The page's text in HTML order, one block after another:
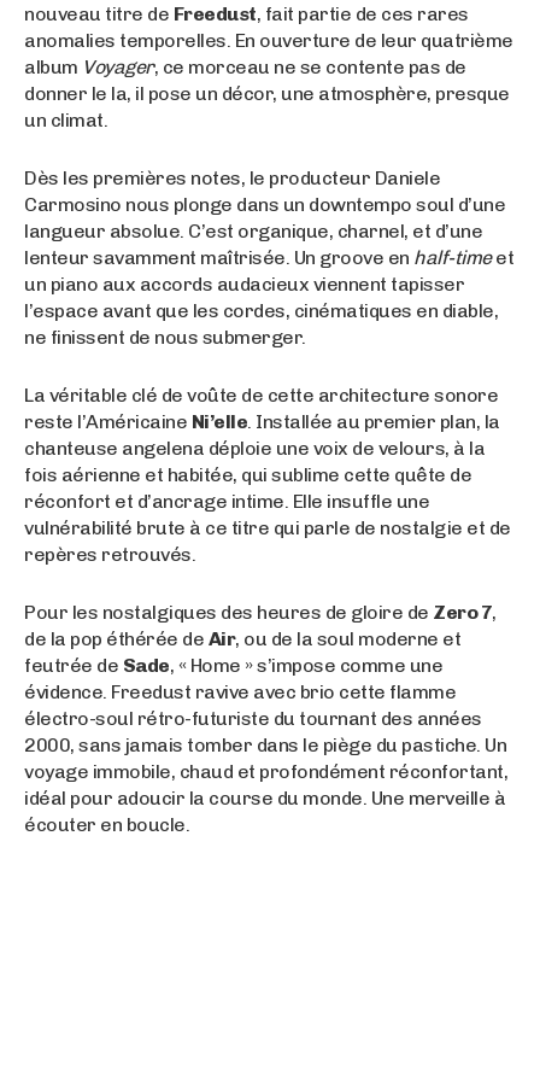
nouveau titre de Freedust, fait partie de ces rares
anomalies temporelles. En ouverture de leur quatrième
album Voyager, ce morceau ne se contente pas de
donner le la, il pose un décor, une atmosphère, presque
un climat.
Dès les premières notes, le producteur Daniele
Carmosino nous plonge dans un downtempo soul d’une
langueur absolue. C’est organique, charnel, et d’une
lenteur savamment maîtrisée. Un groove en half-timeet
un piano aux accords audacieux viennent tapisser
l’espace avant que les cordes, cinématiques en diable,
ne finissent de nous submerger.
La véritable clé de voûte de cette architecture sonore
reste l’Américaine Ni’elle . Installée au premier plan, la
chanteuse angelena déploie une voix de velours, à la
fois aérienne et habitée, qui sublime cette quête de
réconfort et d’ancrage intime. Elle insuffle une
vulnérabilité brute à ce titre qui parle de nostalgie et de
repères retrouvés.
Pour les nostalgiques des heures de gloire de Zero 7,
de la pop éthérée de Air, ou de la soul moderne et
feutrée de Sade, « Home » s’impose comme une
évidence. Freedust ravive avec brio cette flamme
électro-soul rétro-futuriste du tournant des années
2000, sans jamais tomber dans le piège du pastiche. Un
voyage immobile, chaud et profondément réconfortant,
idéal pour adoucir la course du monde. Une merveille à
écouter en boucle.